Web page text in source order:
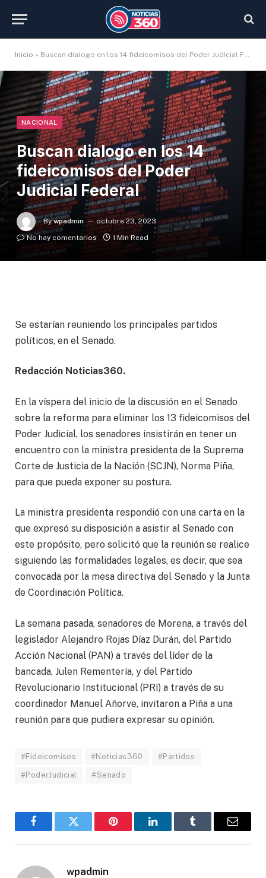
Inicio » Buscan dialogo en los 14 fideicomisos del Poder Judicial Federal
NACIONAL
Buscan dialogo en los 14
fideicomisos del Poder
Judicial Federal
By wpadmin
octubre 23, 2023
No hay comentarios
1 Min Read
Se estarían reuniendo los principales partidos
políticos, en el Senado.
Redacción Noticias360.
En la víspera del inicio de la discusión en el Senado
sobre la reforma para eliminar los 13 fideicomisos del
Poder Judicial, los senadores insistirán en tener un
encuentro con la ministra presidenta de la Suprema
Corte de Justicia de la Nación (SCJN), Norma Piña,
para que pueda exponer su postura.
La ministra presidenta respondió con una carta en la
que expresó su disposición a asistir al Senado con
este propósito, pero solicitó que la reunión se realice
siguiendo las formalidades legales, es decir, que sea
convocada por la mesa directiva del Senado y la Junta
de Coordinación Política.
La semana pasada, senadores de Morena, a través del
legislador Alejandro Rojas Díaz Durán, del Partido
Acción Nacional (PAN) a través del líder de la
bancada, Julen Rementería, y del Partido
Revolucionario Institucional (PRI) a través de su
coordinador Manuel Añorve, invitaron a Piña a una
reunión para que pudiera expresar su opinión.
#Fideicomisos #Noticias360 #Partidos
#PoderJudicial #Senado
FacebookTwitter Pinterest LinkedInTumblr Email
wpadmin